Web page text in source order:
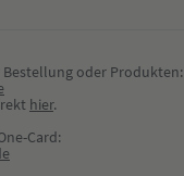
Bestellung oder Produkten:
hier.
Card: